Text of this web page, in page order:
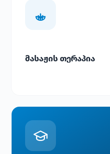
მასაჟის თერაპია